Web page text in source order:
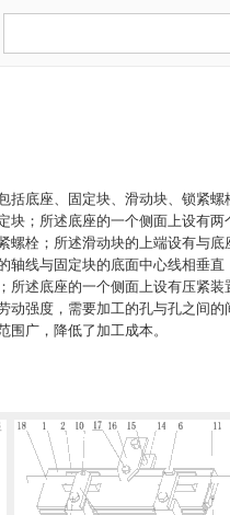
括底座、固定块、滑动块、锁紧
块；所述底座的一个侧面上设有
螺栓；所述滑动块的上端设有与底
轴线与固定块的底面中心线相垂
所述底座的一个侧面上设有压紧装
动强度，需要加工的孔与孔之间
围广，降低了加工成本。